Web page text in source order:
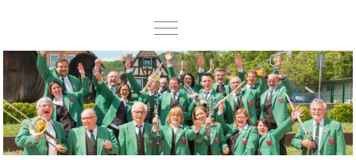
Mobile Menu Toggle